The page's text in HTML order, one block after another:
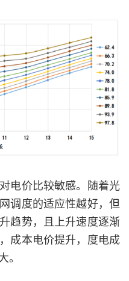
电价比较敏感。随着光
调度的适应性越好，但
趋势，且上升速度逐渐
成本电价提升，度电成
。